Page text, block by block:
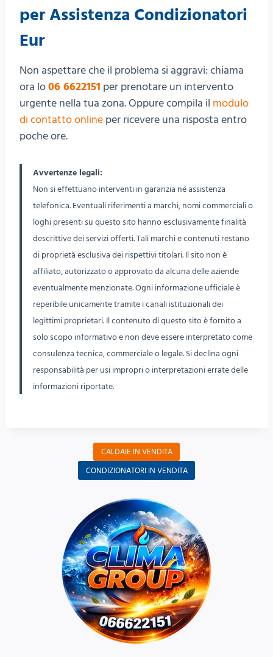
per Assistenza Condizionatori
Eur
Non aspettare che il problema si aggravi: chiama
ora lo06 6622151 per prenotare un intervento
urgente nella tua zona. Oppure compila il modulo
di contatto online per ricevere una risposta entro
poche ore.
Avvertenze legali:
Non si effettuano interventi in garanzia né assistenza
telefonica. Eventuali riferimenti a marchi, nomi commerciali o
loghi presenti su questo sito hanno esclusivamente finalità
descrittive dei servizi offerti. Tali marchi e contenuti restano
di proprietà esclusiva dei rispettivi titolari. Il sito non è
affiliato, autorizzato o approvato da alcuna delle aziende
eventualmente menzionate. Ogni informazione ufficiale è
reperibile unicamente tramite i canali istituzionali dei
legittimi proprietari. Il contenuto di questo sito è fornito a
solo scopo informativo e non deve essere interpretato come
consulenza tecnica, commerciale o legale. Si declina ogni
responsabilità per usi impropri o interpretazioni errate delle
informazioni riportate.
CALDAIE IN VENDITA
CONDIZIONATORI IN VENDITA